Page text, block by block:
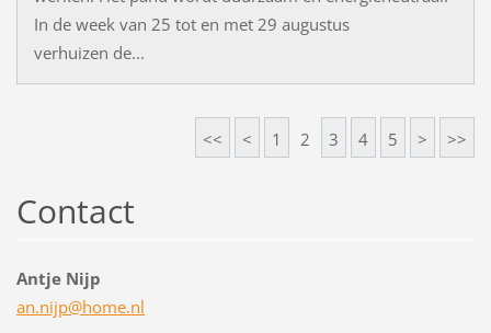
In de week van 25 tot en met 29 augustus
verhuizen de...
<< < 1 2 3 4 5 > >>
Contact
Antje Nijp
an.nijp@home.nl